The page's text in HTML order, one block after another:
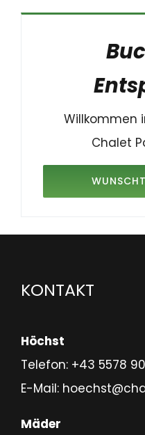
Willkommen
Chalet
KONTAKT
Höchst
Telefon: +43 5578
E-Mail:
Mäder